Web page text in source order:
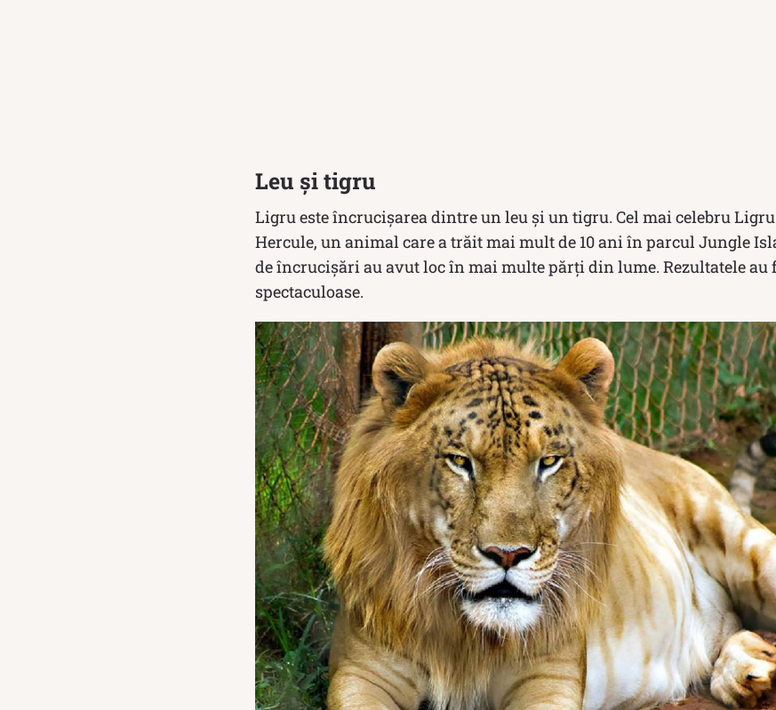
Leu și tigru
Ligru este încrucișarea dintre un leu și un tigru. Cel mai celebru
Hercule, un animal care a trăit mai mult de 10 ani în parcul Jungle
de încrucișări au avut loc în mai multe părți din lume. Rezultatele au
spectaculoase.